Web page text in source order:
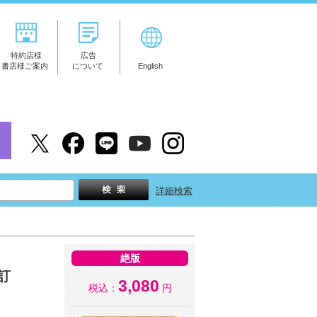
特約店様
書店様ご案内
広告
について
English
詳細検索
絶版
税込： 3,080 円